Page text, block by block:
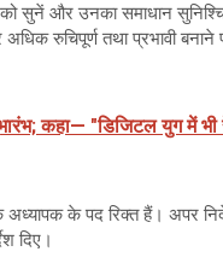
को सुनें और उनका समाधान
रुचिपूर्ण तथा प्रभावी
कहा— "डिजिटल युग में भी
के पद रिक्त हैं। अपर
दिए।